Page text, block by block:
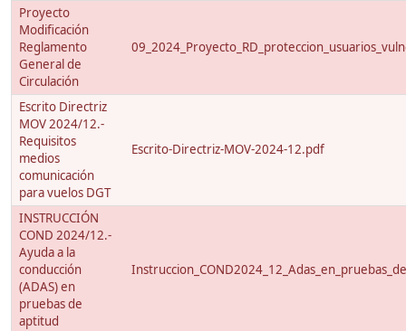
Proyecto
Modificación
Reglamento
General de
Circulación
Escrito Directriz
MOV 2024/12.-
Requisitos
medios
comunicación
para vuelos DGT
Escrito-Directriz-MOV-2024-12.pdf
INSTRUCCIÓN
COND 2024/12.-
Ayuda a la
conducción
(ADAS) en
pruebas de
aptitud